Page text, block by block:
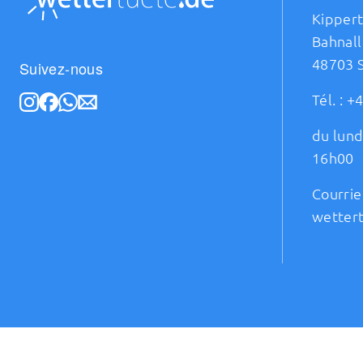
Suivez-nous
48703
Tél. :
du
16h00